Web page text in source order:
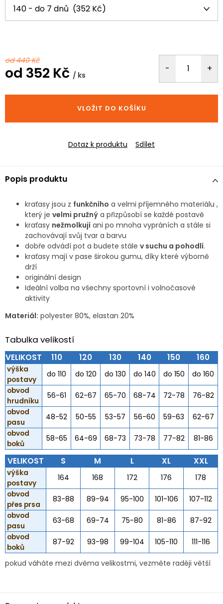
od 440 Kč
od 352 Kč / ks
cena:
VLOŽIT DO KOŠÍKU
Dotaz k produktu Sdílet
Popis produktu
kraťasy jsou z funkčního a velmi příjemného materiálu ,
který je velmi pružný a přizpůsobí se každé postavě
kraťasy nežmolkují ani po mnoha vypráních a stále si
zachovávají svůj tvar a barvu
dobře odvádí pot a budete stále v suchu a pohodlí.
kraťasy mají v pase širokou gumu, díky které výborně
drží
originální design
Ideální volba na všechny sportovní i volnočasové
aktivity
Materiál: polyester 80%, elastan 20%
Tabulka velikostí
VELIKOST 110 120 130 140 150 160
výška
postavy
do 110 do 120 do 130 do 140 do 150
do 160
obvod
hrudníku
56-61 62-67 65-70 68-74 72-78
76-82
obvod
pasu
48-52 50-55 53-57 56-60 59-63
62-67
obvod
boků
58-65 64-69 68-73 73-78 77-82 81-86
VELIKOST S M L XL XXL
výška
postavy
164 168 172 176
178
obvod
přes prsa
83-88 89-94 95-100 101-106
107-112
obvod
pasu
63-68 69-74 75-80 81-86
87-92
obvod
boků
87-92 93-98 99-104 105-110 111-116
pokud váháte mezi dvěma velikostmi, vezměte raději větší